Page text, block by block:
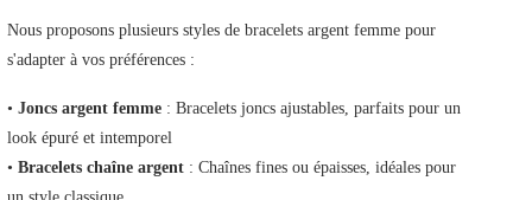
Nous proposons plusieurs styles de bracelets argent femme pour
s'adapter à vos préférences :
• Joncs argent femme : Bracelets joncs ajustables, parfaits pour un
look épuré et intemporel
• Bracelets chaîne argent : Chaînes fines ou épaisses, idéales pour